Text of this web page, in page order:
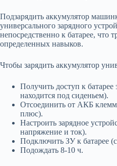
Подзарядить аккумулятор
универсального зарядного
непосредственно к батарее, что
определенных навыков.
Чтобы зарядить аккумулятор
Получить доступ к
находится под сиденьем).
Отсоединить от АКБ
плюс).
Настроить зарядное
напряжение и ток).
Подключить ЗУ к батарее
Подождать 8-10 ч.